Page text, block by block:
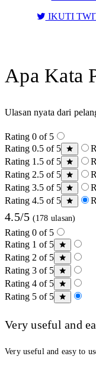
IKUTI
Apa Kata
Ulasan nyata dari
Rating 0 of 5
Rating 0.5 of 5
Rating 1.5 of 5
Rating 2.5 of 5
Rating 3.5 of 5
Rating 4.5 of 5
4.5/5 (178 ulasan)
Rating 0 of 5
Rating 1 of 5
Rating 2 of 5
Rating 3 of 5
Rating 4 of 5
Rating 5 of 5
Very useful and
Very useful and easy to